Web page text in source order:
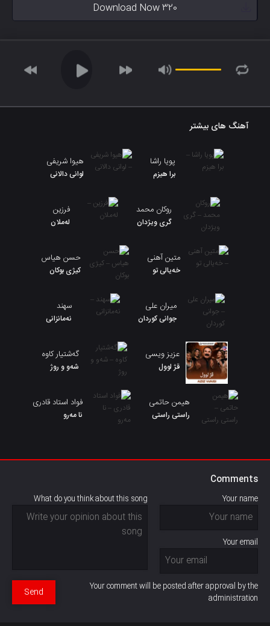
Download Now 320
آهنگ های بیشتر
پویا راشا
برا هیزم
هیوا شریفی
لوانی دالانی
روکان محمد
گری ویژدان
فرزین
لەملان
متین آهنی
خەیالی تو
حسن هیاس
کیژی بوکان
میران علی
جوانی کوردان
سهند
نەمانزانی
عزیز ویسی
قژ لوول
گەشتیار کاوە
شەو و روژ
هیمن حاتمی
راستی راستی
فواد استاد قادری
نا مەرو
Comments
Your name
Your email
What do you think about this song
Your comment will be posted after approval by the
administration
Send